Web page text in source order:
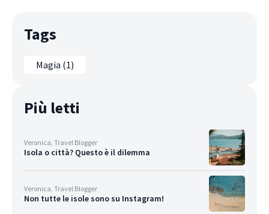
solo per lo splendido mare e il sole cocente, ma
rendendo un incanto la vostra vacanza in qualsiasi
periodo dell’anno.
Tags
Magia (1)
Più letti
Veronica, Travel Blogger
Isola o città? Questo è il dilemma
Veronica, Travel Blogger
Non tutte le isole sono su Instagram!